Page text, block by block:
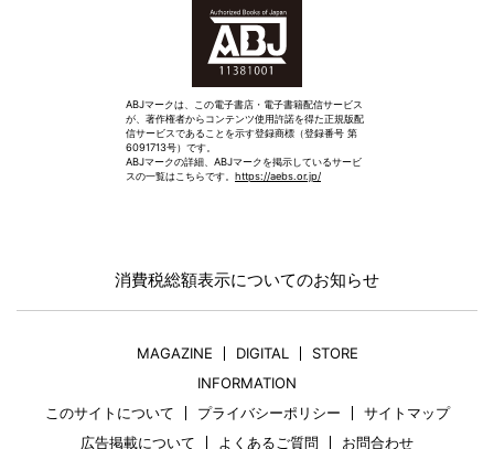
ABJマークは、この電子書店・電子書籍配信サービス
が、著作権者からコンテンツ使用許諾を得た正規版配
信サービスであることを示す登録商標（登録番号 第
6091713号）です。
ABJマークの詳細、ABJマークを掲示しているサービ
スの一覧はこちらです。 https://aebs.or.jp/
消費税総額表示についてのお知らせ
MAGAZINE DIGITAL
STORE
INFORMATION
このサイトについて
プライバシーポリシー
サイトマップ
広告掲載について
よくあるご質問 お問合わせ